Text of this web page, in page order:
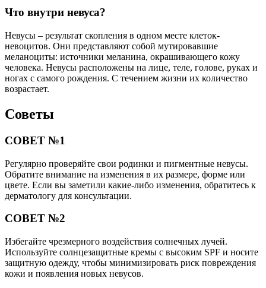
Что внутри невуса?
Невусы – результат скопления в одном месте клеток-
невоцитов. Они представляют собой мутировавшие
меланоциты: источники меланина, окрашивающего кожу
человека. Невусы расположены на лице, теле, голове, руках и
ногах с самого рождения. С течением жизни их количество
возрастает.
Советы
СОВЕТ №1
Регулярно проверяйте свои родинки и пигментные невусы.
Обратите внимание на изменения в их размере, форме или
цвете. Если вы заметили какие-либо изменения, обратитесь к
дерматологу для консультации.
СОВЕТ №2
Избегайте чрезмерного воздействия солнечных лучей.
Используйте солнцезащитные кремы с высоким SPF и носите
защитную одежду, чтобы минимизировать риск повреждения
кожи и появления новых невусов.